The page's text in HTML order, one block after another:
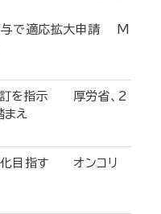
与で適応拡大申請 M
訂を指示 厚労省、2
え
目指す オンコリ